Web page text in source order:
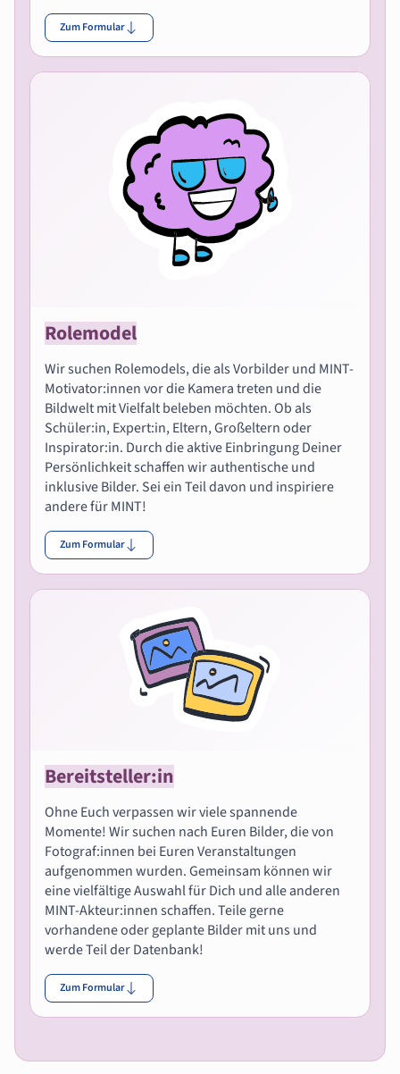
Zum Formular
Rolemodel
Wir suchen Rolemodels, die als Vorbilder und MINT-
Motivator:innen vor die Kamera treten und die
Bildwelt mit Vielfalt beleben möchten. Ob als
Schüler:in, Expert:in, Eltern, Großeltern oder
Inspirator:in. Durch die aktive Einbringung Deiner
Persönlichkeit schaffen wir authentische und
inklusive Bilder. Sei ein Teil davon und inspiriere
andere für MINT!
Zum Formular
Bereitsteller:in
Ohne Euch verpassen wir viele spannende
Momente! Wir suchen nach Euren Bilder, die von
Fotograf:innen bei Euren Veranstaltungen
aufgenommen wurden. Gemeinsam können wir
eine vielfältige Auswahl für Dich und alle anderen
MINT-Akteur:innen schaffen. Teile gerne
vorhandene oder geplante Bilder mit uns und
werde Teil der Datenbank!
Zum Formular